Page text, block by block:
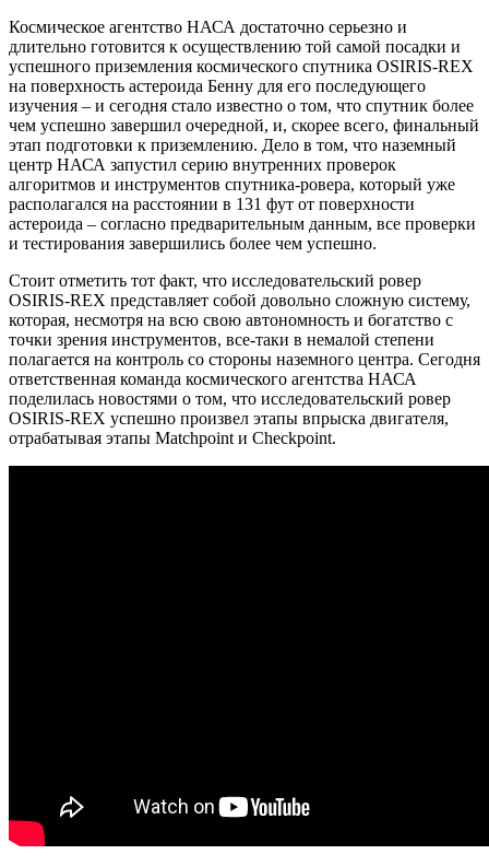
Космическое агентство НАСА достаточно серьезно и
длительно готовится к осуществлению той самой посадки и
успешного приземления космического спутника OSIRIS-REX
на поверхность астероида Бенну для его последующего
изучения – и сегодня стало известно о том, что спутник более
чем успешно завершил очередной, и, скорее всего, финальный
этап подготовки к приземлению. Дело в том, что наземный
центр НАСА запустил серию внутренних проверок
алгоритмов и инструментов спутника-ровера, который уже
располагался на расстоянии в 131 фут от поверхности
астероида – согласно предварительным данным, все проверки
и тестирования завершились более чем успешно.
Стоит отметить тот факт, что исследовательский ровер
OSIRIS-REX представляет собой довольно сложную систему,
которая, несмотря на всю свою автономность и богатство с
точки зрения инструментов, все-таки в немалой степени
полагается на контроль со стороны наземного центра. Сегодня
ответственная команда космического агентства НАСА
поделилась новостями о том, что исследовательский ровер
OSIRIS-REX успешно произвел этапы впрыска двигателя,
отрабатывая этапы Matchpoint и Checkpoint.